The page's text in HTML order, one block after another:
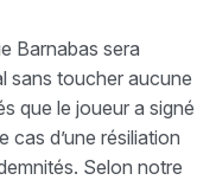
Barnabas sera
sans toucher aucune
que le joueur a signé
cas d’une résiliation
Selon notre